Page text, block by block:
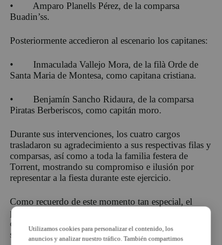
• Amparo Planells Pérez, de la comparsa
Buadin’ss.
Posteriormente accedieron al escenario los capitanes:
• Inmaculada Vallejo Mora, de la filà Orde de
Santa Maria de Montesa, como capitana cristiana.
• Benjamín Sancho Ridaura, de la comparsa
Piratas Berberiscos, como capitán moro.
Durante sus intervenciones, los cuatro cargos
trasladaron su agradecimiento a sus respectivas filas y
comparsas, así como a toda la familia festera de
Torrent, mostrando su compromiso e ilusión por
representar a la fiesta durante este ejercicio.
Como recuerdo de este momento tan especial, el
presidente de la FMCT hizo entrega a los nuevos
cargos de los estandartes conmemorativos que
simbolizan su nombramiento.
Utilizamos cookies para personalizar el contenido, los
anuncios y analizar nuestro tráfico. También compartimos